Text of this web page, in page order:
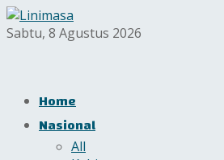
Sabtu, 8 Agustus 2026
Home
Nasional
All